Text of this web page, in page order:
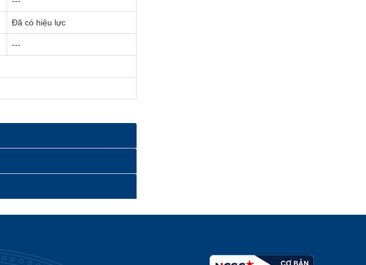
Đã có hiệu lực
---